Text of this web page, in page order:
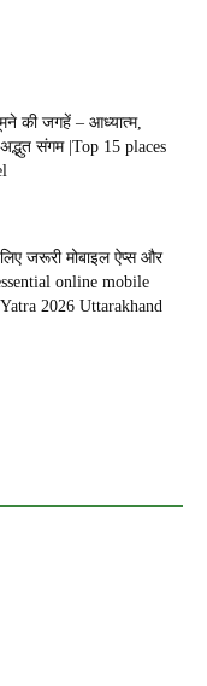
की जगहें – आध्यात्म,
संगम |Top 15 places
जरूरी मोबाइल ऐप्स और
online mobile
2026 Uttarakhand